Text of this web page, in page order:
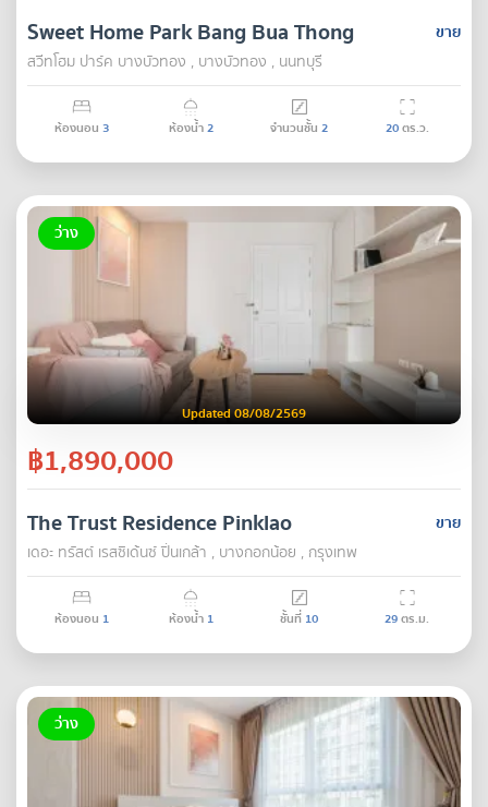
ขาย
Sweet Home Park Bang Bua Thong
สวีทโฮม ปาร์ค บางบัวทอง , บางบัวทอง , นนทบุรี
ห้องนอน 3 ห้องน้ำ2 จำนวนชั้น 2 20ตร.ว.
ว่าง
Updated 08/08/2569
฿1,890,000
ขาย
The Trust Residence Pinklao
เดอะ ทรัสต์ เรสซิเด้นซ์ ปิ่นเกล้า , บางกอกน้อย , กรุงเทพ
ห้องนอน 1 ห้องน้ำ 1 ชั้นที่ 10 29ตร.ม.
ว่าง